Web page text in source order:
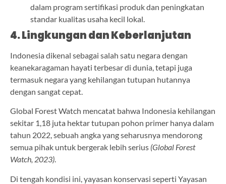
dalam program sertifikasi produk dan peningkatan
standar kualitas usaha kecil lokal.
4. Lingkungan dan Keberlanjutan
Indonesia dikenal sebagai salah satu negara dengan
keanekaragaman hayati terbesar di dunia, tetapi juga
termasuk negara yang kehilangan tutupan hutannya
dengan sangat cepat.
Global Forest Watch mencatat bahwa Indonesia kehilangan
sekitar 1,18 juta hektar tutupan pohon primer hanya dalam
tahun 2022, sebuah angka yang seharusnya mendorong
semua pihak untuk bergerak lebih serius (Global Forest
Watch, 2023).
Di tengah kondisi ini, yayasan konservasi seperti Yayasan